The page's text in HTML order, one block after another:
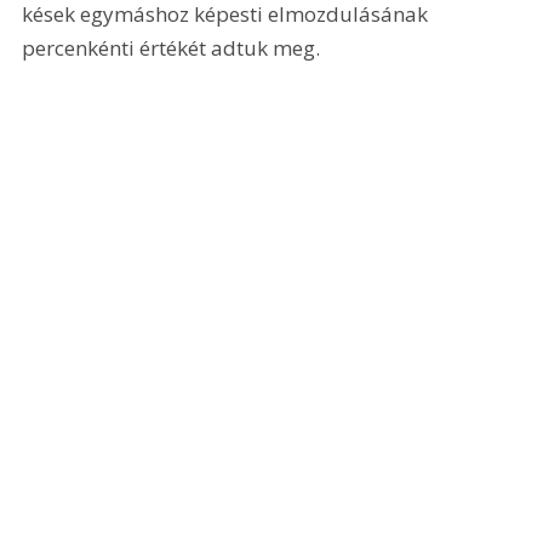
kések egymáshoz képesti elmozdulásának
percenkénti értékét adtuk meg.